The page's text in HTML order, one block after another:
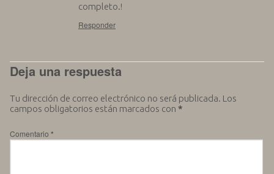
completo.!
Responder
Deja una respuesta
Tu dirección de correo electrónico no será publicada. Los
campos obligatorios están marcados con *
Comentario *